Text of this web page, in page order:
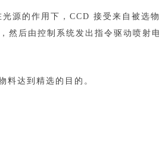
源的作用下，CCD 接受来自被选
后由控制系统发出指令驱动喷射
料达到精选的目的。